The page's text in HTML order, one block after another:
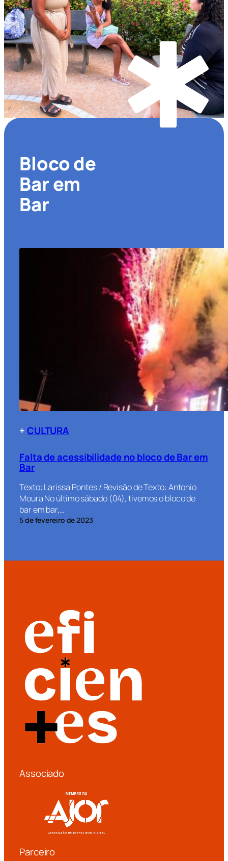
Bloco de
Bar em
Bar
+CULTURA
Falta de acessibilidade no bloco de Bar em
Bar
Texto: Larissa Pontes / Revisão de Texto: Antonio
Moura No último sábado (04), tivemos o bloco de
bar em bar,…
5 de fevereiro de 2023
Associado
Parceiro